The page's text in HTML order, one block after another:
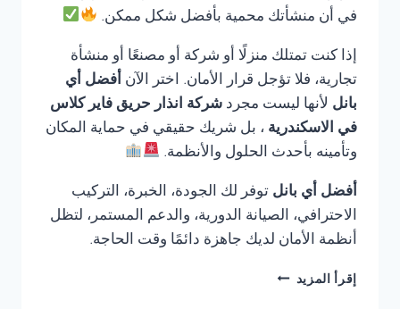
في أن منشأتك محمية بأفضل شكل ممكن.
إذا كنت تمتلك منزلًا أو شركة أو مصنعًا أو منشأة
تجارية، فلا تؤجل قرار الأمان. اختر الآن أفضل أي
بانل لأنها ليست مجرد شركة انذار حريق فاير كلاس
في الاسكندرية ، بل شريك حقيقي في حماية المكان
وتأمينه بأحدث الحلول والأنظمة.
أفضل أي بانل توفر لك الجودة، الخبرة، التركيب
الاحترافي، الصيانة الدورية، والدعم المستمر، لتظل
أنظمة الأمان لديك جاهزة دائمًا وقت الحاجة.
إقرأ المزيد شركة